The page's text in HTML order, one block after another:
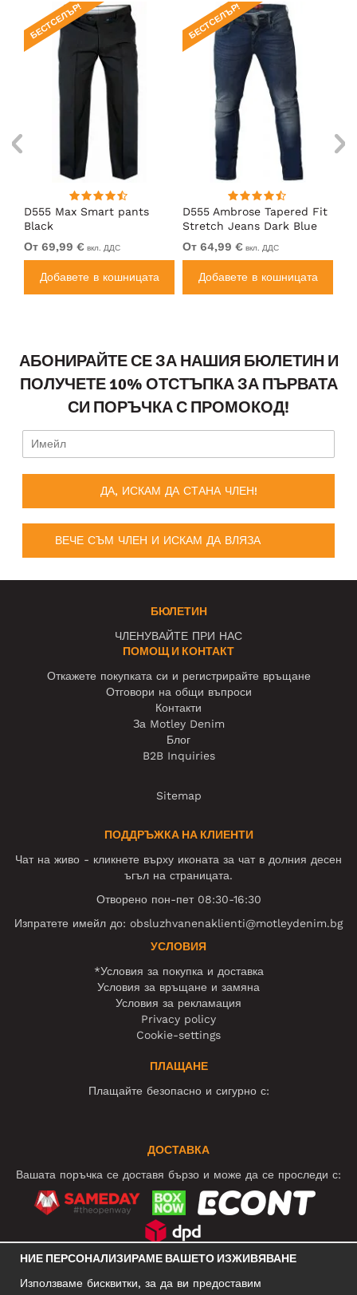
D555 Max Smart pants
Black
БЕСТСЕЛЪР!
От 69,99 € вкл. ДДС
Добавете в кошницата
D555 Ambrose Tapered Fit
Stretch Jeans Dark Blue
БЕСТСЕЛЪР!
От 64,99 € вкл. ДДС
Добавете в кошницата
АБОНИРАЙТЕ СЕ ЗА НАШИЯ БЮЛЕТИН И
ПОЛУЧЕТЕ 10% ОТСТЪПКА ЗА ПЪРВАТА
СИ ПОРЪЧКА С ПРОМОКОД!
ДА, ИСКАМ ДА СТАНА ЧЛЕН!
ВЕЧЕ СЪМ ЧЛЕН И ИСКАМ ДА ВЛЯЗА
БЮЛЕТИН
ЧЛЕНУВАЙТЕ ПРИ НАС
ПОМОЩ И КОНТАКТ
Откажете покупката си и регистрирайте връщане
Отговори на общи въпроси
Контакти
За Motley Denim
Блог
B2B Inquiries
Sitemap
ПОДДРЪЖКА НА КЛИЕНТИ
Чат на живо - кликнете върху иконата за чат в долния десен
ъгъл на страницата.
Отворено пон-пет 08:30-16:30
Изпратете имейл до: obsluzhvanenaklienti@motleydenim.bg
УСЛОВИЯ
*Условия за покупка и доставка
Условия за връщане и замяна
Условия за рекламация
Privacy policy
Cookie-settings
ПЛАЩАНЕ
Плащайте безопасно и сигурно с:
ДОСТАВКА
Вашата поръчка се доставя бързо и може да се проследи с:
НИЕ ПЕРСОНАЛИЗИРАМЕ ВАШЕТО ИЗЖИВЯВАНЕ
Използваме бисквитки, за да ви предоставим